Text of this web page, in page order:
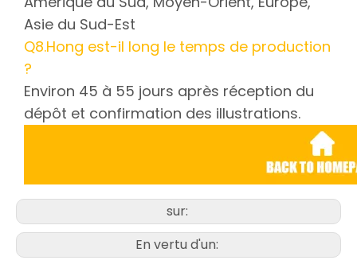
Asie du Sud-Est
Q8.Hong est-il long le temps de production
?
Environ 45 à 55 jours après réception du
dépôt et confirmation des illustrations.
sur:
En vertu d'un: